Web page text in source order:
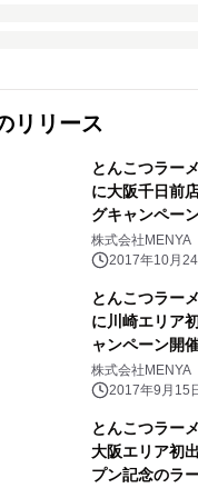
リリース
とんこつラー
に大阪千日前
グキャンペー
→300円 限定6
株式会社MENYA
2017年10月
とんこつラー
に川崎エリア
ャンペーン
円 限定4日間
株式会社MENYA
2017年9月15
とんこつラー
大阪エリア初
プン記念のラ